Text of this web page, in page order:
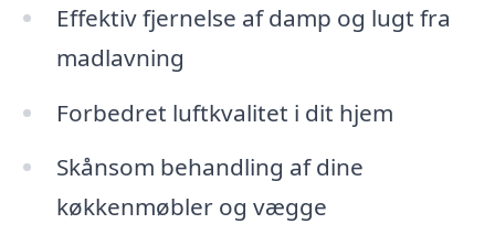
Effektiv fjernelse af damp og lugt fra
madlavning
Forbedret luftkvalitet i dit hjem
Skånsom behandling af dine
køkkenmøbler og vægge